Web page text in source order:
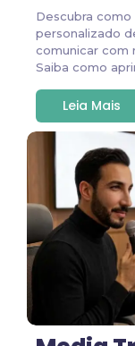
Descubra
personalizado
comunicar com
Saiba como
Leia Mais